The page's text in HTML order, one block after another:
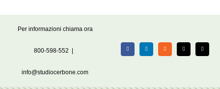
Per informazioni chiama ora
800-598-552
info@studiocerbone.com
FacebookLinkedIn Rss X Email